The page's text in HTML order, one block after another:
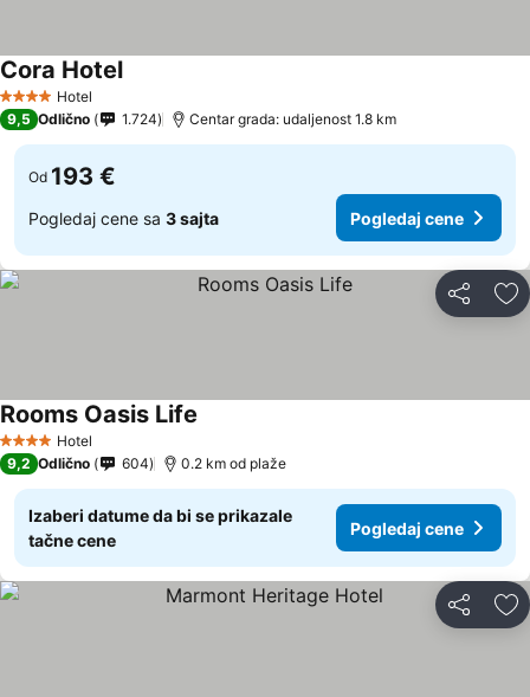
4 ZvezdiceHotel
Cora HotelPogledaj cene
9,5 Odlično 1.724 Centar grada: udaljenost 1.8 km
Od 193 €
Pogledaj cene sa 3 sajta Pogledaj cene
Deli
4 ZvezdiceHotel
Rooms Oasis Life
9,2 Odlično 604 0.2 km od plaže
Izaberi datume da bi se prikazale
tačne cene
Pogledaj cene
Deli